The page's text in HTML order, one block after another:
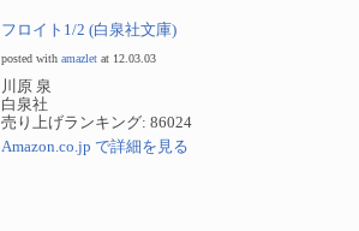
フロイト1/2 (白泉社文庫)
posted with amazlet at 12.03.03
川原 泉
白泉社
売り上げランキング: 86024
Amazon.co.jp で詳細を見る